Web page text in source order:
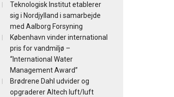
Teknologisk Institut etablerer
sig i Nordjylland i samarbejde
med Aalborg Forsyning
København vinder international
pris for vandmiljø –
“International Water
Management Award”
Brødrene Dahl udvider og
opgraderer Altech luft/luft